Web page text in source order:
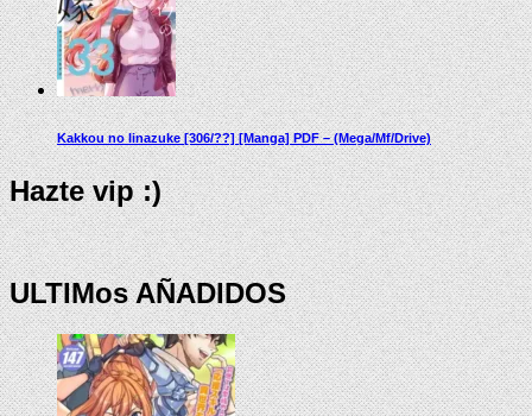
Kakkou no Iinazuke [306/??] [Manga] PDF – (Mega/Mf/Drive)
Hazte vip :)
ULTIMos AÑADIDOS